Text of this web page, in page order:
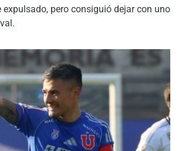
expulsado, pero consiguió dejar con uno